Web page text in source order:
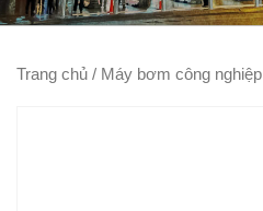
Trang chủ / Máy bơm công nghiệp